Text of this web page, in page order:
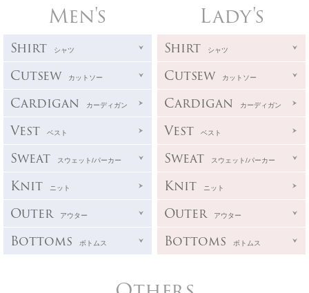
Men's
Shirt シャツ
Cutsew カットソー
Cardigan カーディガン
Vest ベスト
Sweat スウェット/パーカー
Knit ニット
Outer アウター
Bottoms ボトムス
Lady's
Shirt シャツ
Cutsew カットソー
Cardigan カーディガン
Vest ベスト
Sweat スウェット/パーカー
Knit ニット
Outer アウター
Bottoms ボトムス